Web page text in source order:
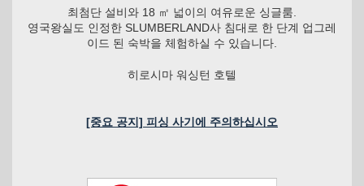
최첨단 설비와 18 ㎡ 넓이의 여유로운 싱글룸.
영국왕실도 인정한 SLUMBERLAND사 침대로 한 단계 업그레
이드 된 숙박을 체험하실 수 있습니다.
히로시마 워싱턴 호텔
[중요 공지] 피싱 사기에 주의하십시오